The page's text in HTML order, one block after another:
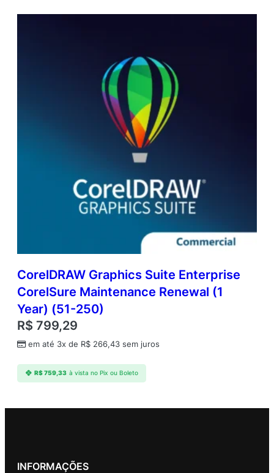
CorelDRAW Graphics Suite Enterprise
CorelSure Maintenance Renewal (1
Year) (51-250)
R$ 799,29
em até 3x de R$ 266,43 sem juros
R$759,33 à vista no Pix ou Boleto
INFORMAÇÕES